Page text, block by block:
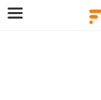
لوحة إدارة ملفات تعريف الارتباط